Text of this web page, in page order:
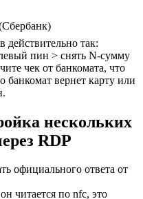
так:
пин > снять N-сумму
чек от банкомата, что
вернет карту или
нескольких
RDP
официального ответа от
читается по nfc, это